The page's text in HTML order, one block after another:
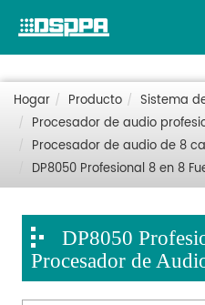
Hogar Producto
Sistema
Procesador de audio
Procesador de audio de 8
DP8050 Profesional 8 en 8
DP8050
Procesador de